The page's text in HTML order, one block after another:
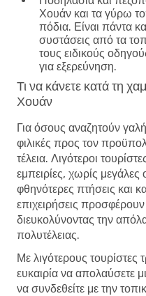
Χουάν και τα γύρω
πόδια. Είναι πάντα
συστάσεις από τα
τους ειδικούς
για εξερεύνηση.
Τι να κάνετε κατά τη
Χουάν
Για όσους αναζητούν
φιλικές προς τον
τέλεια. Λιγότεροι
εμπειρίες, χωρίς μεγάλες
φθηνότερες πτήσεις και
επιχειρήσεις
διευκολύνοντας την
πολυτέλειας.
Με λιγότερους τουρίστες
ευκαιρία να απολαύσετε
να συνδεθείτε με την